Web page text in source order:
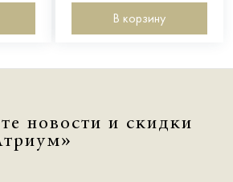
В корзину
новости и скидки